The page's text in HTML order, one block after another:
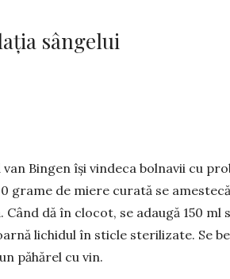
sângelui
Bingen își vin­deca bolnavii cu
grame de miere curată se
dă în clocot, se adaugă 150 ml
lichidul în sticle sterilizate. Se
păhărel cu vin.